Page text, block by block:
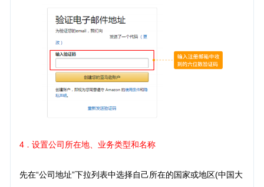
4 ． 设置公司所在地、业务类型和名称
先在“公司地址”下拉列表中选择自己所在的国家或地区(中国大